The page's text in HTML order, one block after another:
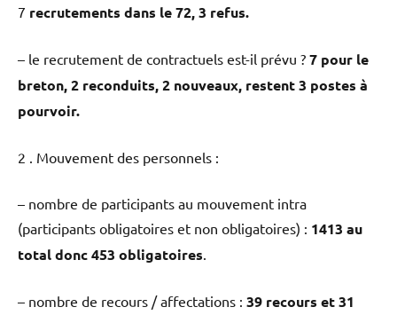
7 recrutements dans le 72, 3 refus.
– le recrutement de contractuels est-il prévu ? 7 pour le
breton, 2 reconduits, 2 nouveaux, restent 3 postes à
pourvoir.
2 . Mouvement des personnels :
– nombre de participants au mouvement intra
(participants obligatoires et non obligatoires) : 1413 au
total donc 453 obligatoires
– nombre de recours / affectations : 39 recours et 31